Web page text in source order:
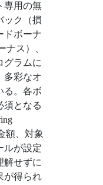
専用の無
ック（損
ドボーナ
ナス）、
グラムに
多彩なオ
る。各ボ
須となる
額、対象
ルが設定
解せずに
が得られ